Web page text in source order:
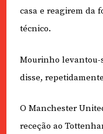
casa e reagirem da
técnico.
Mourinho levantou-
disse,
O Manchester
receção ao